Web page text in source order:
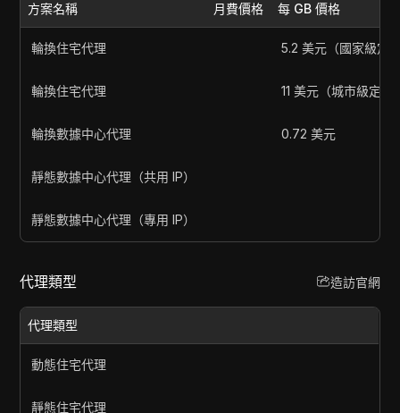
方案名稱 月費價格 每 GB 價格
輪換住宅代理 5.2 美元（國家級定
輪換住宅代理 11 美元（城市級定位
輪換數據中心代理 0.72 美元
靜態數據中心代理（共用 IP）
靜態數據中心代理（專用 IP）
代理類型 造訪官網
代理類型
動態住宅代理
靜態住宅代理